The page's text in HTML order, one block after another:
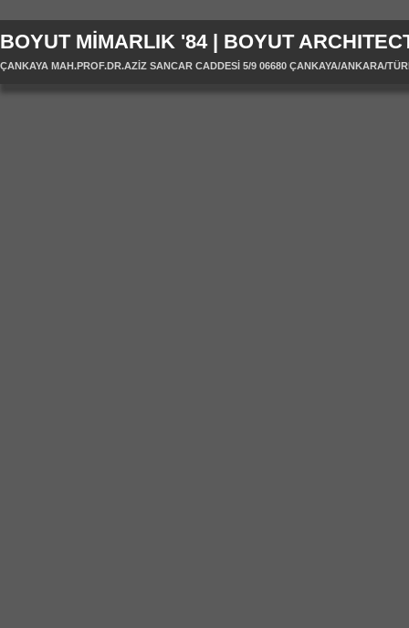
BOYUT MİMARLIK '84 | BOYUT
ÇANKAYA MAH.PROF.DR.AZİZ SANCAR CADDESİ 5/9 06680 ÇANKAYA/ANKARA/